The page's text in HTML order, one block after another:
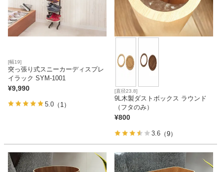
[幅19]
突っ張り式スニーカーディスプレ
イラック SYM-1001
¥9,990
5.0 （1）
[直径23.8]
9L木製ダストボックス ラウンド
（フタのみ）
¥800
3.6 （9）